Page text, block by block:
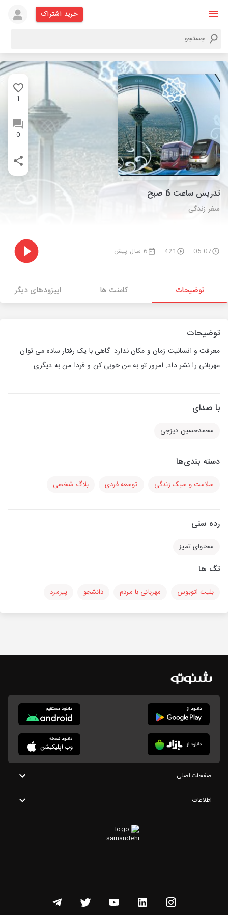
خرید اشتراک
1
0
تدریس ساعت 6 صبح
سفر زندگی
05:07
421 6 سال پیش
توضیحات کامنت ها اپیزودهای دیگر
توضیحات
معرفت و انسانیت زمان و مکان ندارد. گاهی با یک رفتار ساده می توان
مهربانی را نشر داد. امروز تو به من خوبی کن و فردا من به دیگری
با صدای
محمدحسین دیزجی
دسته بندی‌ها
سلامت و سبک زندگی توسعه فردی بلاگ شخصی
رده سنی
محتوای تمیز
تگ ها
بلیت اتوبوس مهربانی با مردم دانشجو پیرمرد
صفحات اصلی
اطلاعات